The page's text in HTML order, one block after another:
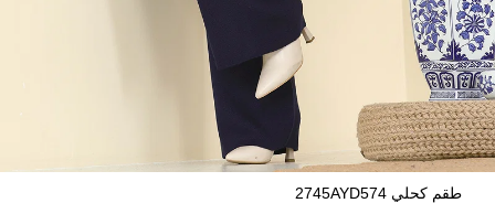
طقم كحلي 2745AYD574